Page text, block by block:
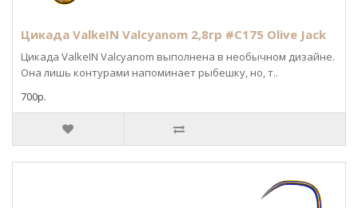
Цикада ValkeIN Valcyanom 2,8гр #C175 Olive Jack
Цикада ValkeIN Valcyanom выполнена в необычном дизайне.
Она лишь контурами напоминает рыбешку, но, т..
700р.